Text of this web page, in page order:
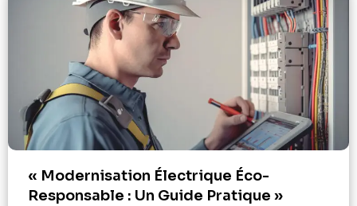
« Modernisation Électrique Éco-
Responsable : Un Guide Pratique »